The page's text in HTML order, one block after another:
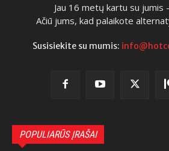
Jau 16 metų kartu su jumis
Ačiū jums, kad palaikote
Susisiekite su mumis:
POPULIARŪS ĮRAŠAI